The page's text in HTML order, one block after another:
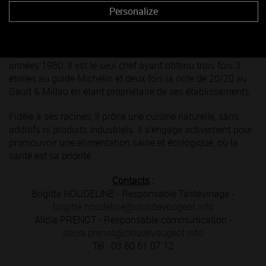
Le chef est notamment célèbre pour son utilisation unique
années 1980. Il est le seul chef ayant obtenu trois fois 3
étoiles au guide Michelin et deux fois la note de 20/20 au
Gault & Millau en étant propriétaire de ses établissements.
Fidèle à ses racines, il prône une cuisine naturelle, sans
additifs ni produits industriels. Il s’engage activement pour
promouvoir une alimentation saine et écologique, où la
santé est sa priorité.
Contacts :
Brigitte HOUDELINE - Responsable Tastevinage -
Alicia PRENOT - Responsable communication -
Tél : 03 80 61 07 12
Personalize